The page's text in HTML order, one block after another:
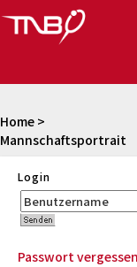
Mannschaftsportrait
Home >
Login
Passwort